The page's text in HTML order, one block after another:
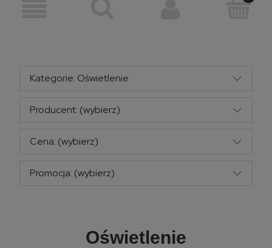
Kategorie: Oświetlenie
Producent: (wybierz)
Cena: (wybierz)
Promocja: (wybierz)
Oświetlenie